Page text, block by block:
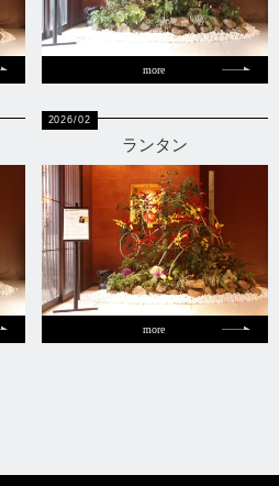
more
2026/02
ランタン
more